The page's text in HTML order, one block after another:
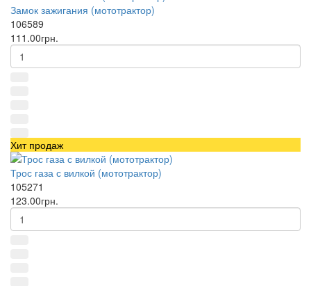
Замок зажигания (мототрактор)
106589
111.00грн.
Хит продаж
Трос газа с вилкой (мототрактор)
105271
123.00грн.